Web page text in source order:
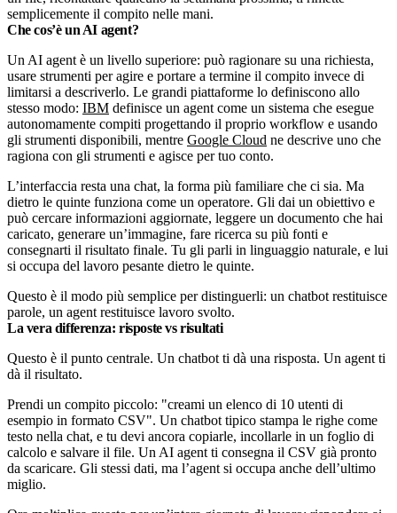
semplicemente il compito nelle mani.
Che cos’è un AI agent?
Un AI agent è un livello superiore: può ragionare su una richiesta,
usare strumenti per agire e portare a termine il compito invece di
limitarsi a descriverlo. Le grandi piattaforme lo definiscono allo
stesso modo: IBM definisce un agent come un sistema che esegue
autonomamente compiti progettando il proprio workflow e usando
gli strumenti disponibili, mentre Google Cloud ne descrive uno che
ragiona con gli strumenti e agisce per tuo conto.
L’interfaccia resta una chat, la forma più familiare che ci sia. Ma
dietro le quinte funziona come un operatore. Gli dai un obiettivo e
può cercare informazioni aggiornate, leggere un documento che hai
caricato, generare un’immagine, fare ricerca su più fonti e
consegnarti il risultato finale. Tu gli parli in linguaggio naturale, e lui
si occupa del lavoro pesante dietro le quinte.
Questo è il modo più semplice per distinguerli: un chatbot restituisce
parole, un agent restituisce lavoro svolto.
La vera differenza: risposte vs risultati
Questo è il punto centrale. Un chatbot ti dà una risposta. Un agent ti
dà il risultato.
Prendi un compito piccolo: "creami un elenco di 10 utenti di
esempio in formato CSV". Un chatbot tipico stampa le righe come
testo nella chat, e tu devi ancora copiarle, incollarle in un foglio di
calcolo e salvare il file. Un AI agent ti consegna il CSV già pronto
da scaricare. Gli stessi dati, ma l’agent si occupa anche dell’ultimo
miglio.